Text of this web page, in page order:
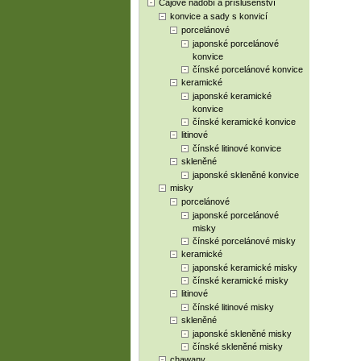
Čajové nádobí a příslušenství
konvice a sady s konvicí
porcelánové
japonské porcelánové
konvice
čínské porcelánové konvice
keramické
japonské keramické
konvice
čínské keramické konvice
litinové
čínské litinové konvice
skleněné
japonské skleněné konvice
misky
porcelánové
japonské porcelánové
misky
čínské porcelánové misky
keramické
japonské keramické misky
čínské keramické misky
litinové
čínské litinové misky
skleněné
japonské skleněné misky
čínské skleněné misky